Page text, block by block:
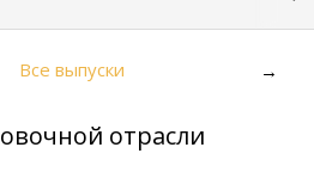
Все выпуски →
отрасли